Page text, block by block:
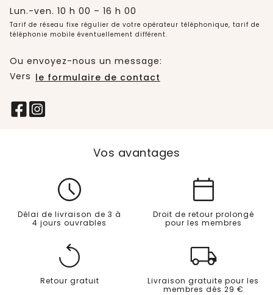
Lun.-ven. 10 h 00 – 16 h 00
Tarif de réseau fixe régulier de votre opérateur téléphonique, tarif de
téléphonie mobile éventuellement différent.
Ou envoyez-nous un message:
Vers le formulaire de contact
Vos avantages
Délai de livraison de 3 à
4 jours ouvrables
Droit de retour prolongé
pour les membres
Retour gratuit
Livraison gratuite pour les
membres dès 29 €